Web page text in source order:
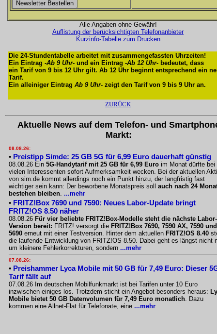
Alle Angaben ohne Gewähr!
Auflistung der berücksichtigten Telefonanbieter
Kurzinfo-Tabelle zum Drucken
Die 24-Stundentabelle arbeitet mit zusammengefassten Uhrzeiten!
Ein Eintrag -Ab 9 Uhr- und ein Eintrag -Ab 12 Uhr- bedeutet, dass
ein Tarif von 9 bis 12 Uhr gilt. Ab 12 Uhr beginnt entsprechend ein
Tarif.
Ein alleiniger Eintrag Ab 9 Uhr- zeigt den Tarif von 9 bis 9 Uhr an.
ZURÜCK
Aktuelle News auf dem Telefon- und
Markt:
08.08.26:
• Preistipp Simde: 25 GB 5G für 6,99 Euro dauerhaft günstig
08.08.26 Ein 5G-Handytarif mit 25 GB für 6,99 Euro im Monat dürfte bei
vielen Interessenten sofort Aufmerksamkeit wecken. Bei der aktuellen
von sim.de kommt allerdings noch ein Punkt hinzu, der langfristig fast
wichtiger sein kann: Der beworbene Monatspreis soll auch nach 24
bestehen bleiben. ...mehr
• FRITZ!Box 7690 und 7590: Neues Labor-Update bringt
FRITZ!OS 8.50 näher
08.08.26 Für vier beliebte FRITZ!Box-Modelle steht die nächste Labor-
Version bereit: FRITZ! versorgt die FRITZ!Box 7690, 7590 AX, 7590 und
5690 erneut mit einer Testversion. Hinter dem aktuellen FRITZ!OS 8.40
die laufende Entwicklung von FRITZ!OS 8.50. Dabei geht es längst nicht
um kleinere Fehlerkorrekturen, sondern ...mehr
07.08.26:
• Preishammer Lyca Mobile mit 50 GB für 7,49 Euro: Dieser
Tarif fällt auf
07.08.26 Im deutschen Mobilfunkmarkt ist bei Tarifen unter 10 Euro
inzwischen einiges los. Trotzdem sticht ein Angebot besonders heraus:
Mobile bietet 50 GB Datenvolumen für 7,49 Euro monatlich. Dazu
kommen eine Allnet-Flat für Telefonate, eine ...mehr